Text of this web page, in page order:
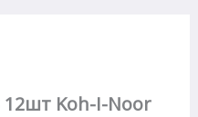
Koh-I-Noor